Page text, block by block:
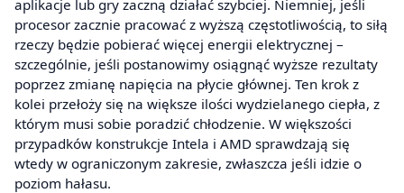
aplikacje lub gry zaczną działać szybciej. Niemniej, jeśli
procesor zacznie pracować z wyższą częstotliwością, to siłą
rzeczy będzie pobierać więcej energii elektrycznej –
szczególnie, jeśli postanowimy osiągnąć wyższe rezultaty
poprzez zmianę napięcia na płycie głównej. Ten krok z
kolei przełoży się na większe ilości wydzielanego ciepła, z
którym musi sobie poradzić chłodzenie. W większości
przypadków konstrukcje Intela i AMD sprawdzają się
wtedy w ograniczonym zakresie, zwłaszcza jeśli idzie o
poziom hałasu.